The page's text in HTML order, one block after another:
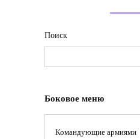
Поиск
Боковое меню
Командующие армиями